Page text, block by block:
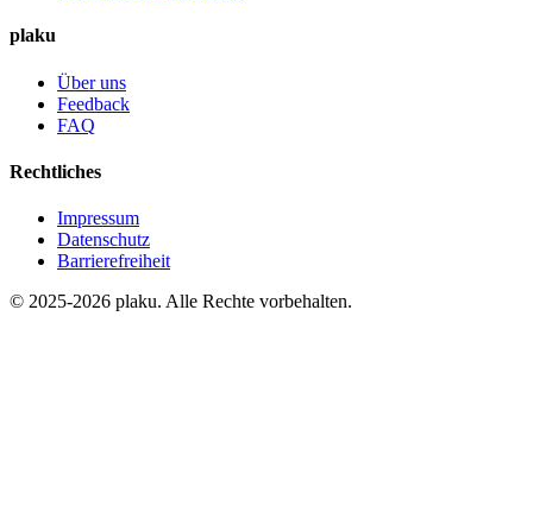
plaku
Über uns
Feedback
FAQ
Rechtliches
Impressum
Datenschutz
Barrierefreiheit
© 2025-2026 plaku. Alle Rechte vorbehalten.